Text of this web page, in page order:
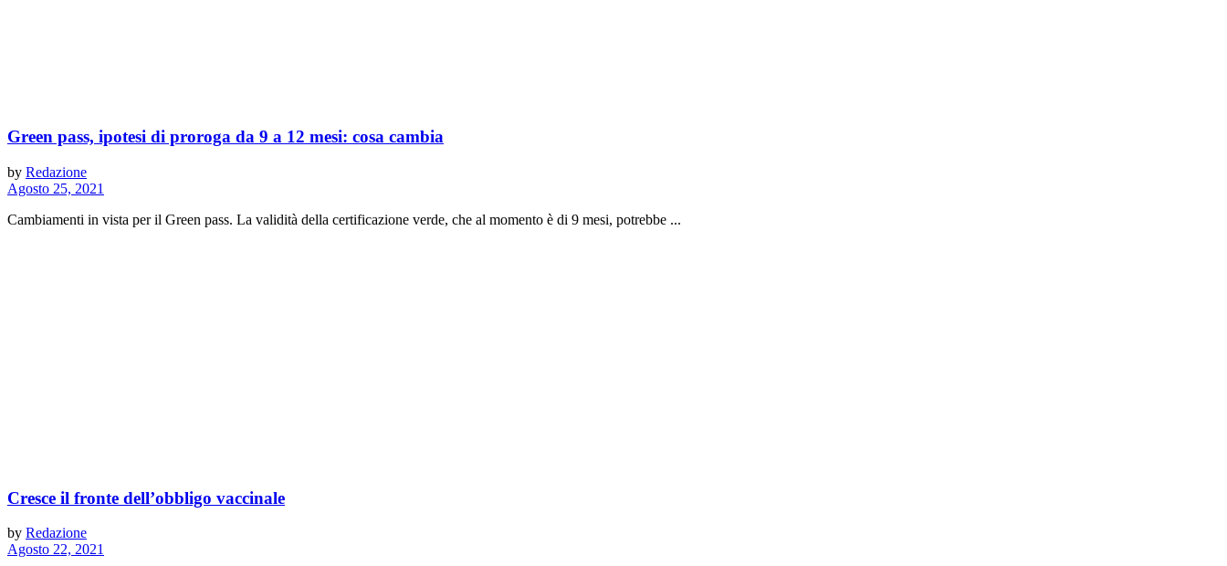
Green pass, ipotesi di proroga da 9 a 12 mesi: cosa cambia
by Redazione
Agosto 25, 2021
Cambiamenti in vista per il Green pass. La validità della certificazione verde, che al momento è di 9 mesi, potrebbe ...
Cresce il fronte dell’obbligo vaccinale
by Redazione
Agosto 22, 2021